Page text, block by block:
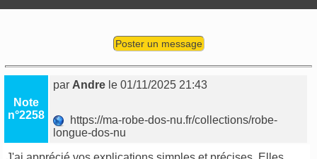
Poster un message
Note
n°2258
par Andre le 01/11/2025 21:43
https://ma-robe-dos-nu.fr/collections/robe-
longue-dos-nu